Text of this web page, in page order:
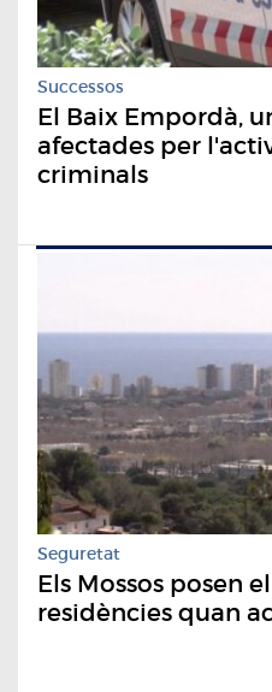
Successos
El Baix Empordà,
afectades per
criminals
Seguretat
​Els Mossos posen
residències quan